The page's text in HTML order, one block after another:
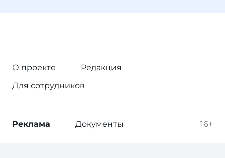
О проекте
Редакция
Для сотрудников
16+
Реклама Документы